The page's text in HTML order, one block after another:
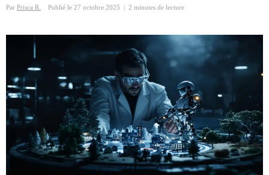
Par Prisca R. Publié le 27 octobre 2025 2 minutes de lecture